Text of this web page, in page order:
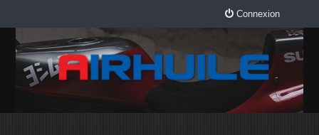
Connexion